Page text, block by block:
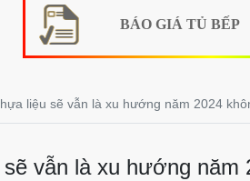
BÁO GIÁ TỦ BẾP
liệu sẽ vẫn là xu hướng năm 2024
vẫn là xu hướng năm